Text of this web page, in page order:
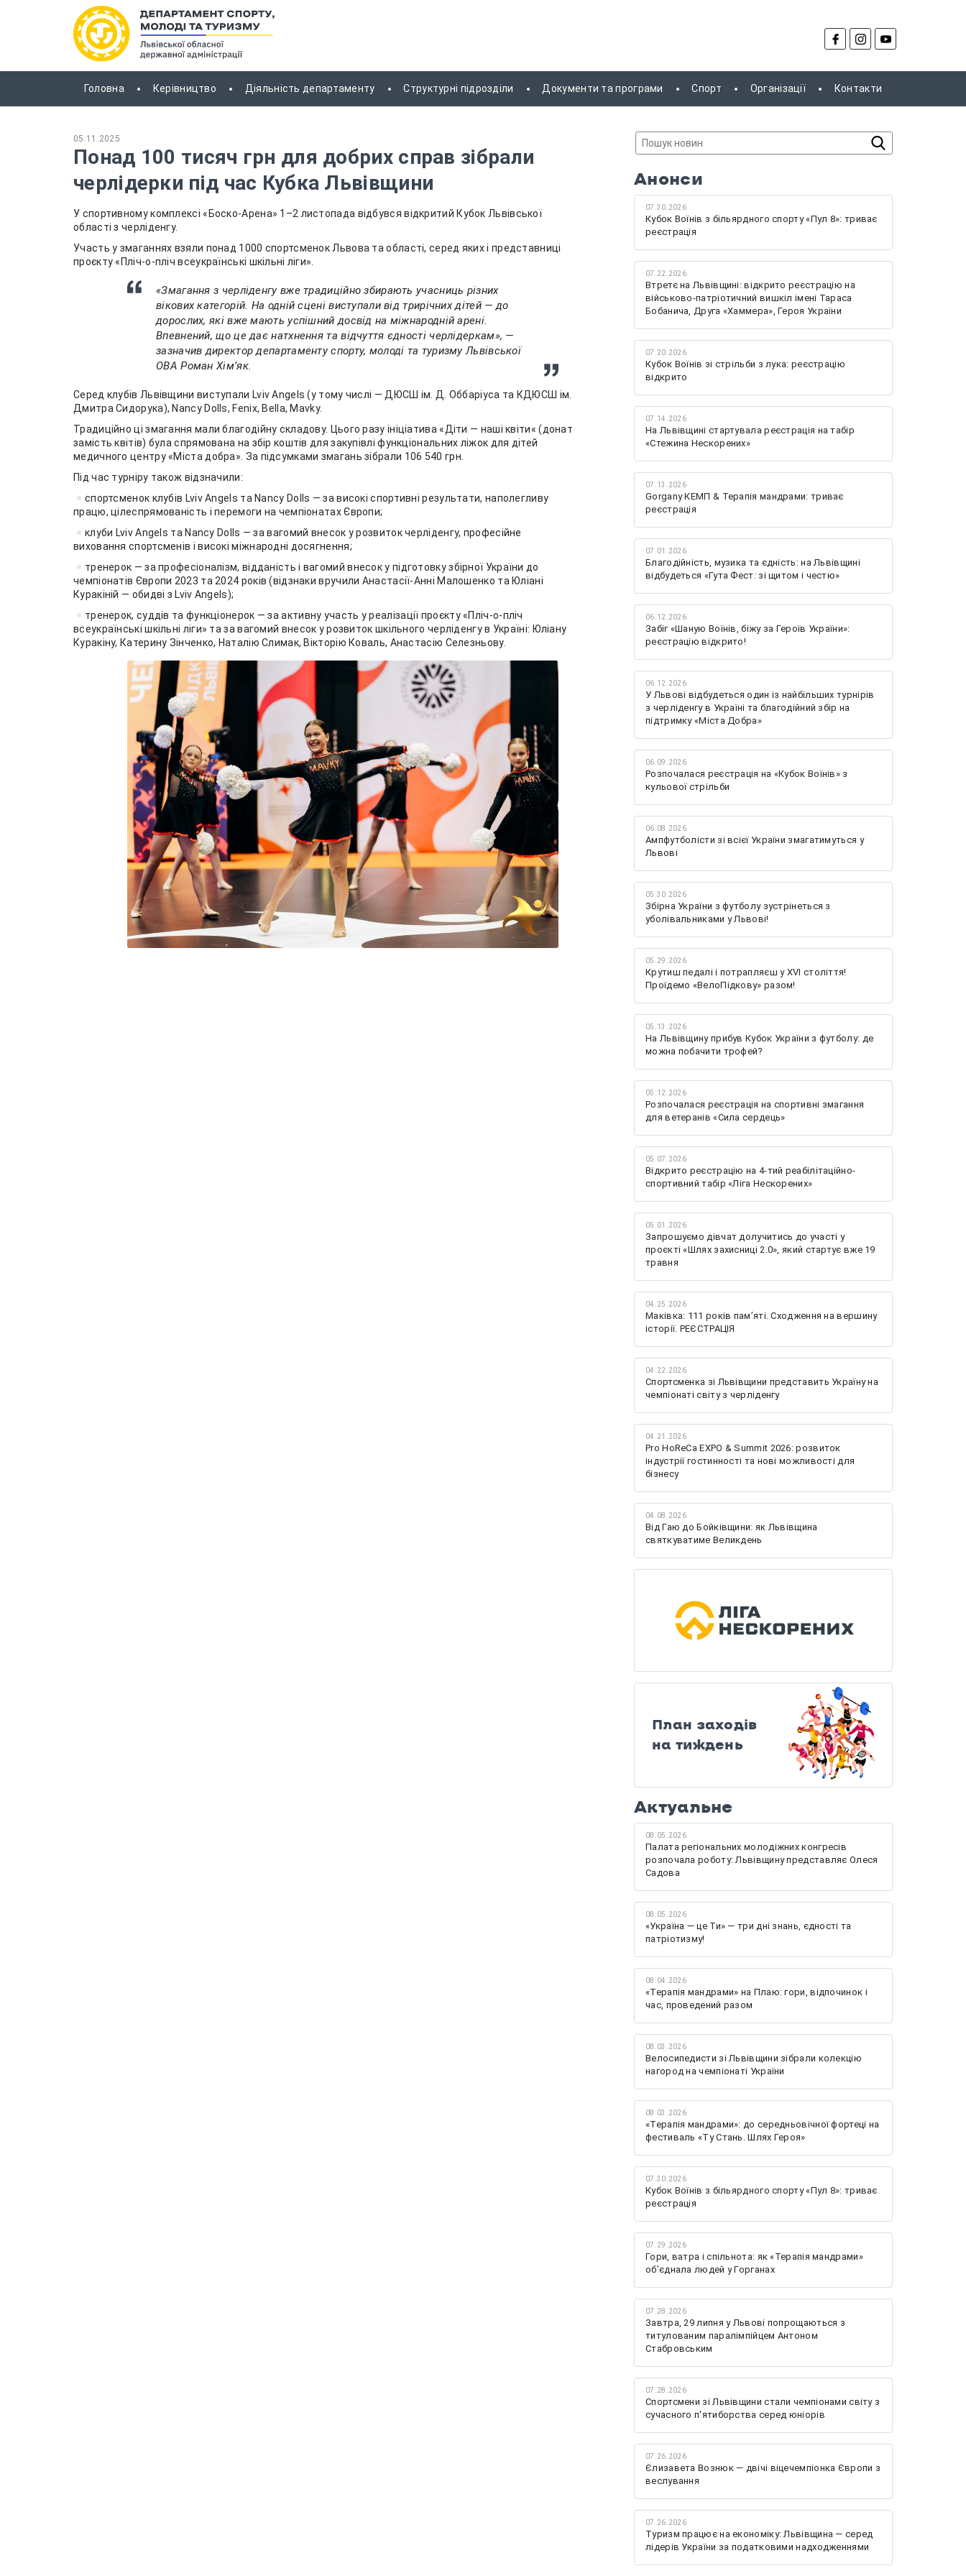
Головна Керівництво Діяльність департаменту Структурні підрозділи Документи та програми Спорт Організації Контакти
05.11.2025
Понад 100 тисяч грн для добрих справ зібрали
черлідерки під час Кубка Львівщини
У спортивному комплексі «Боско-Арена» 1–2 листопада відбувся відкритий Кубок Львівської
області з черліденгу.
Участь у змаганнях взяли понад 1000 спортсменок Львова та області, серед яких і представниці
проєкту «Пліч-о-пліч всеукраїнські шкільні ліги».
«Змагання з черліденгу вже традиційно збирають учасниць різних
вікових категорій. На одній сцені виступали від трирічних дітей — до
дорослих, які вже мають успішний досвід на міжнародній арені.
Впевнений, що це дає натхнення та відчуття єдності черлідеркам», —
зазначив директор департаменту спорту, молоді та туризму Львівської
ОВА Роман Хімʼяк.
Серед клубів Львівщини виступали Lviv Angels (у тому числі — ДЮСШ ім. Д. Оббаріуса та КДЮСШ ім.
Дмитра Сидорука), Nancy Dolls, Fenix, Bella, Mavky.
Традиційно ці змагання мали благодійну складову. Цього разу ініціатива «Діти — наші квіти« (донат
замість квітів) була спрямована на збір коштів для закупівлі функціональних ліжок для дітей
медичного центру «Міста добра». За підсумками змагань зібрали 106 540 грн.
Під час турніру також відзначили:
спортсменок клубів Lviv Angels та Nancy Dolls — за високі спортивні результати, наполегливу
працю, цілеспрямованість і перемоги на чемпіонатах Європи;
клуби Lviv Angels та Nancy Dolls — за вагомий внесок у розвиток черліденгу, професійне
виховання спортсменів і високі міжнародні досягнення;
тренерок — за професіоналізм, відданість і вагомий внесок у підготовку збірної України до
чемпіонатів Європи 2023 та 2024 років (відзнаки вручили Анастасії-Анні Малошенко та Юліані
Куракіній — обидві з Lviv Angels);
тренерок, суддів та функціонерок — за активну участь у реалізації проєкту «Пліч-о-пліч
всеукраїнські шкільні ліги» та за вагомий внесок у розвиток шкільного черліденгу в Україні: Юліану
Куракіну, Катерину Зінченко, Наталію Слимак, Вікторію Коваль, Анастасію Селезньову.
Анонси
07.30.2026
Кубок Воїнів з більярдного спорту «Пул 8»: триває
реєстрація
07.22.2026
Втретє на Львівщині: відкрито реєстрацію на
військово-патріотичний вишкіл імені Тараса
Бобанича, Друга «Хаммера», Героя України
07.20.2026
Кубок Воїнів зі стрільби з лука: реєстрацію
відкрито
07.14.2026
На Львівщині стартувала реєстрація на табір
«Стежина Нескорених»
07.13.2026
Gorgany КЕМП & Терапія мандрами: триває
реєстрація
07.01.2026
Благодійність, музика та єдність: на Львівщині
відбудеться «Гута Фест: зі щитом і честю»
06.12.2026
Забіг «Шаную Воїнів, біжу за Героїв України»:
реєстрацію відкрито!
06.12.2026
У Львові відбудеться один із найбільших турнірів
з черліденгу в Україні та благодійний збір на
підтримку «Міста Добра»
06.09.2026
Розпочалася реєстрація на «Кубок Воїнів» з
кульової стрільби
06.08.2026
Ампфутболісти зі всієї України змагатимуться у
Львові
05.30.2026
Збірна України з футболу зустрінеться з
уболівальниками у Львові!
05.29.2026
Крутиш педалі і потрапляєш у XVI століття!
Проїдемо «ВелоПідкову» разом!
05.13.2026
На Львівщину прибув Кубок України з футболу: де
можна побачити трофей?
05.12.2026
Розпочалася реєстрація на спортивні змагання
для ветеранів «Сила сердець»
05.07.2026
Відкрито реєстрацію на 4-тий реабілітаційно-
спортивний табір «Ліга Нескорених»
05.01.2026
Запрошуємо дівчат долучитись до участі у
проєкті «Шлях захисниці 2.0», який стартує вже 19
травня
04.25.2026
Маківка: 111 років пам’яті. Сходження на вершину
історії. РЕЄСТРАЦІЯ
04.22.2026
Спортсменка зі Львівщини представить Україну на
чемпіонаті світу з черліденгу
04.21.2026
Pro HoReCa EXPO & Summit 2026: розвиток
індустрії гостинності та нові можливості для
бізнесу
04.08.2026
Від Гаю до Бойківщини: як Львівщина
святкуватиме Великдень
План заходів
на тиждень
Актуальне
08.05.2026
Палата регіональних молодіжних конгресів
розпочала роботу: Львівщину представляє Олеся
Садова
08.05.2026
«Україна — це Ти» — три дні знань, єдності та
патріотизму!
08.04.2026
«Терапія мандрами» на Плаю: гори, відпочинок і
час, проведений разом
08.03.2026
Велосипедисти зі Львівщини зібрали колекцію
нагород на чемпіонаті України
08.03.2026
«Терапія мандрами»: до середньовічної фортеці на
фестиваль «Ту Стань. Шлях Героя»
07.30.2026
Кубок Воїнів з більярдного спорту «Пул 8»: триває
реєстрація
07.29.2026
Гори, ватра і спільнота: як «Терапія мандрами»
об’єднала людей у Горганах
07.28.2026
Завтра, 29 липня у Львові попрощаються з
титулованим паралімпійцем Антоном
Стабровським
07.28.2026
Спортсмени зі Львівщини стали чемпіонами світу з
сучасного п'ятиборства серед юніорів
07.26.2026
Єлизавета Вознюк — двічі віцечемпіонка Європи з
веслування
07.26.2026
Туризм працює на економіку: Львівщина — серед
лідерів України за податковими надходженнями